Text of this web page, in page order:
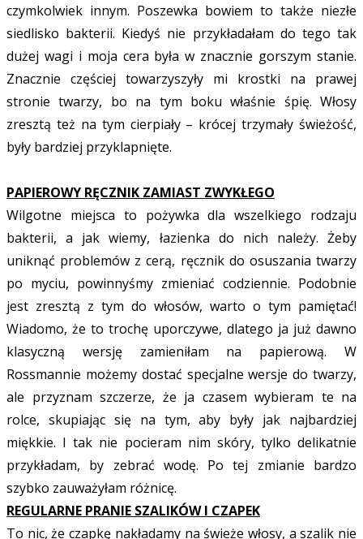
czymkolwiek innym. Poszewka bowiem to także niezłe
siedlisko bakterii. Kiedyś nie przykładałam do tego tak
dużej wagi i moja cera była w znacznie gorszym stanie.
Znacznie częściej towarzyszyły mi krostki na prawej
stronie twarzy, bo na tym boku właśnie śpię. Włosy
zresztą też na tym cierpiały – krócej trzymały świeżość,
były bardziej przyklapnięte.
PAPIEROWY RĘCZNIK ZAMIAST ZWYKŁEGO
Wilgotne miejsca to pożywka dla wszelkiego rodzaju
bakterii, a jak wiemy, łazienka do nich należy. Żeby
uniknąć problemów z cerą, ręcznik do osuszania twarzy
po myciu, powinnyśmy zmieniać codziennie. Podobnie
jest zresztą z tym do włosów, warto o tym pamiętać!
Wiadomo, że to trochę uporczywe, dlatego ja już dawno
klasyczną wersję zamieniłam na papierową. W
Rossmannie możemy dostać specjalne wersje do twarzy,
ale przyznam szczerze, że ja czasem wybieram te na
rolce, skupiając się na tym, aby były jak najbardziej
miękkie. I tak nie pocieram nim skóry, tylko delikatnie
przykładam, by zebrać wodę. Po tej zmianie bardzo
szybko zauważyłam różnicę.
REGULARNE PRANIE SZALIKÓW I CZAPEK
To nic, że czapkę nakładamy na świeże włosy, a szalik nie